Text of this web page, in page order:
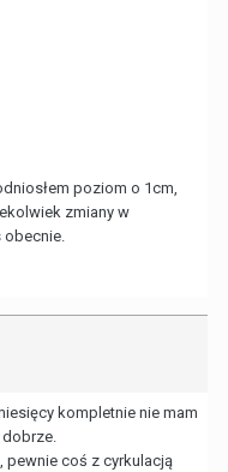
poziom o 1cm,
zmiany w
obecnie.
kompletnie nie mam
dobrze.
pewnie coś z cyrkulacją